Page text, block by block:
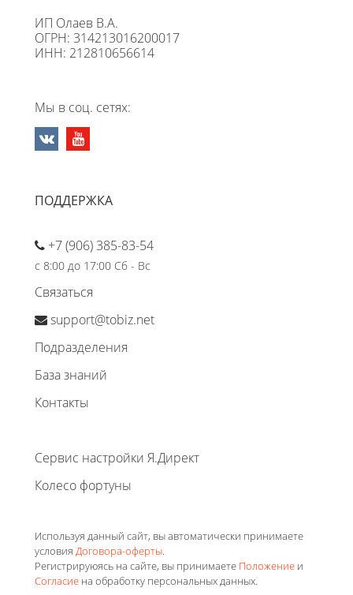
ИП Олаев В.А.
ОГРН: 314213016200017
ИНН: 212810656614
Мы в соц. сетях:
ПОДДЕРЖКА
+7 (906) 385-83-54
с 8:00 до 17:00 Сб - Вс
Связаться
support@tobiz.net
Подразделения
База знаний
Контакты
Сервис настройки Я.Директ
Колесо фортуны
Используя данный сайт, вы автоматически принимаете
условия Договора-оферты.
Регистрируюясь на сайте, вы принимаете Положение и
Согласие на обработку персональных данных.